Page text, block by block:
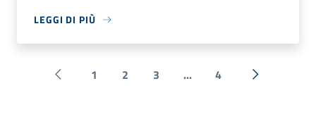
LEGGI DI PIÙ
Pagina precedente
1 2 3 ... 4 Successiva